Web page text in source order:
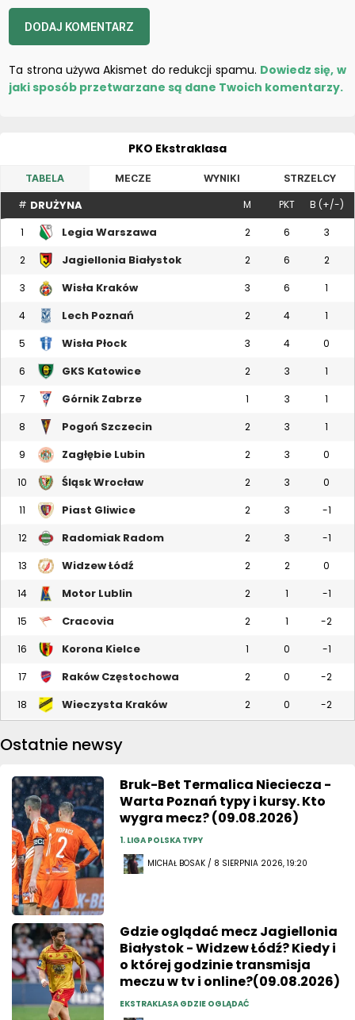
Ta strona używa Akismet do redukcji spamu. Dowiedz się, w
jaki sposób przetwarzane są dane Twoich komentarzy.
PKO Ekstraklasa
TABELA MECZE WYNIKI STRZELCY
# DRUŻYNA M PKT B (+/-)
1 Legia Warszawa 2 6 3
2 Jagiellonia Białystok 2 6 2
3 Wisła Kraków 3 6 1
4 Lech Poznań 2 4 1
5 Wisła Płock 3 4 0
6 GKS Katowice 2 3 1
7 Górnik Zabrze 1 3 1
8 Pogoń Szczecin 2 3 1
9 Zagłębie Lubin 2 3 0
10 Śląsk Wrocław 2 3 0
11 Piast Gliwice 2 3 -1
12 Radomiak Radom 2 3 -1
13 Widzew Łódź 2 2 0
14 Motor Lublin 2 1 -1
15 Cracovia 2 1 -2
16 Korona Kielce 1 0 -1
17 Raków Częstochowa 2 0 -2
18 Wieczysta Kraków 2 0 -2
Ostatnie newsy
Bruk-Bet Termalica Nieciecza -
Warta Poznań typy i kursy. Kto
wygra mecz? (09.08.2026)
1. LIGA POLSKA TYPY
MICHAŁ BOSAK / 8 SIERPNIA 2026, 19:20
Gdzie oglądać mecz Jagiellonia
Białystok - Widzew Łódź? Kiedy i
o której godzinie transmisja
meczu w tv i online?(09.08.2026)
EKSTRAKLASA GDZIE OGLĄDAĆ